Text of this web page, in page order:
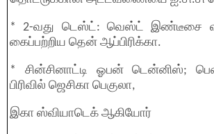
* 2-வது டெஸ்ட்: வெஸ்ட் இண்டீசை
கைப்பற்றிய தென் ஆப்பிரிக்கா.
* சின்சினாட்டி ஓபன் டென்னிஸ்;
பிரிவில் ஜெசிகா பெகுலா,
இகா ஸ்வியாடெக் ஆகியோர்